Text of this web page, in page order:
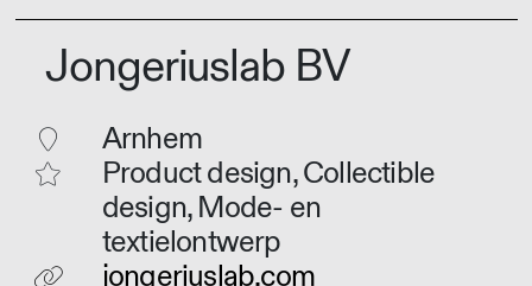
Jongeriuslab BV
Arnhem
Product design, Collectible
design, Mode- en
textielontwerp
jongeriuslab.com